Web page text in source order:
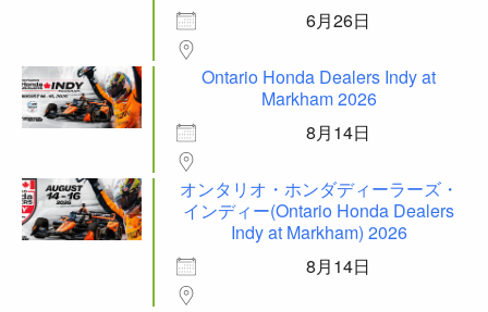
6月26日
Ontario Honda Dealers Indy at
Markham 2026
8月14日
オンタリオ・ホンダディーラーズ・
インディー(Ontario Honda Dealers
Indy at Markham) 2026
8月14日